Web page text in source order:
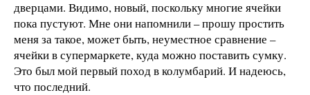
дверцами. Видимо, новый, поскольку многие ячейки
пока пустуют. Мне они напомнили – прошу простить
меня за такое, может быть, неуместное сравнение –
ячейки в супермаркете, куда можно поставить сумку.
Это был мой первый поход в колумбарий. И надеюсь,
что последний.